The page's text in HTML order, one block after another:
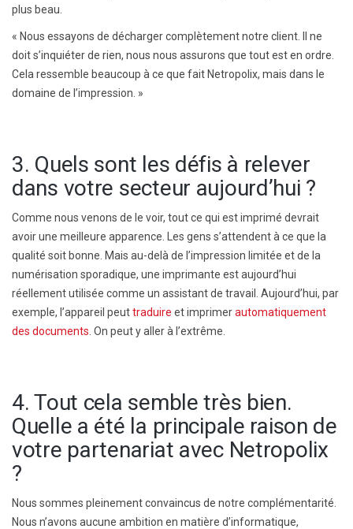
plus beau.
« Nous essayons de décharger complètement notre client. Il ne
doit s’inquiéter de rien, nous nous assurons que tout est en ordre.
Cela ressemble beaucoup à ce que fait Netropolix, mais dans le
domaine de l’impression. »
3. Quels sont les défis à relever
dans votre secteur aujourd’hui ?
Comme nous venons de le voir, tout ce qui est imprimé devrait
avoir une meilleure apparence. Les gens s’attendent à ce que la
qualité soit bonne. Mais au-delà de l’impression limitée et de la
numérisation sporadique, une imprimante est aujourd’hui
réellement utilisée comme un assistant de travail. Aujourd’hui, par
exemple, l’appareil peuttraduire et imprimerautomatiquement
des documents . On peut y aller à l’extrême.
4. Tout cela semble très bien.
Quelle a été la principale raison de
votre partenariat avec Netropolix
?
Nous sommes pleinement convaincus de notre complémentarité.
Nous n’avons aucune ambition en matière d’informatique,